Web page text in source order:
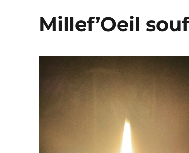
Millef’Oeil